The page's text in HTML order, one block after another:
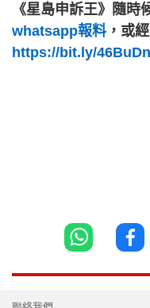
《星島申訴王》隨
whatsapp報料，或經
https://bit.ly/